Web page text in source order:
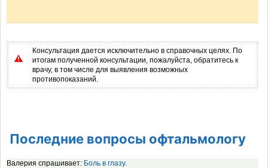
Консультация дается исключительно в справочных целях. По
итогам полученной консультации, пожалуйста, обратитесь к
врачу, в том числе для выявления возможных
противопоказаний.
Последние вопросы офтальмологу
Валерия спрашивает: Боль в глазу.